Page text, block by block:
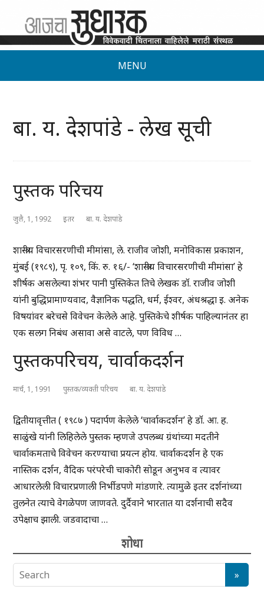
MENU
बा. य. देशपांडे - लेख सूची
पुस्तक परिचय
जुलै, 1, 1992 इतर बा. य. देशपांडे
शास्त्रीय विचारसरणीची मीमांसा, ले. राजीव जोशी, मनोविकास प्रकाशन,
मुंबई (१९८९), पृ. १०९, किं. रु. १६/- ‘शास्त्रीय विचारसरणीची मीमांसा’ हे
शीर्षक असलेल्या शंभर पानी पुस्तिकेत तिचे लेखक डॉ. राजीव जोशी
यांनी बुद्धिप्रामाण्यवाद, वैज्ञानिक पद्धति, धर्म, ईश्वर, अंधश्रद्धा इ. अनेक
विषयांवर बरेचसे विवेचन केलेले आहे. पुस्तिकेचे शीर्षक पाहिल्यानंतर हा
एक सलग निबंध असावा असे वाटले, पण विविध …
पुस्तकपरिचय, चार्वाकदर्शन
मार्च, 1, 1991 पुस्तक/व्यक्ती परिचय बा. य. देशपांडे
द्वितीयावृत्तीत ( १९८७ ) पदार्पण केलेले ‘चार्वाकदर्शन’ हे डॉ. आ. ह.
साळुंखे यांनी लिहिलेले पुस्तक म्हणजे उपलब्ध ग्रंथांच्या मदतीने
चार्वाकमताचे विवेचन करण्याचा प्रयत्न होय. चार्वाकदर्शन हे एक
नास्तिक दर्शन, वैदिक परंपरेची चाकोरी सोडून अनुभव व त्यावर
आधारलेली विचारप्रणाली निर्भीडपणे मांडणारे. त्यामुळे इतर दर्शनांच्या
तुलनेत त्याचे वेगळेपण जाणवते. दुर्दैवाने भारतात या दर्शनाची सदैव
उपेक्षाच झाली. जडवादाचा …
शोधा